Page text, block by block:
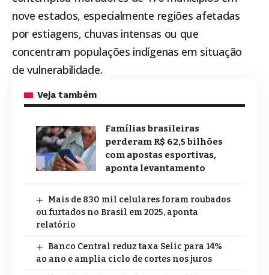
nove estados, especialmente regiões afetadas
por estiagens, chuvas intensas ou que
concentram populações indígenas em situação
de vulnerabilidade.
Veja também
Famílias brasileiras
perderam R$ 62,5 bilhões
com apostas esportivas,
aponta levantamento
Mais de 830 mil celulares foram roubados
ou furtados no Brasil em 2025, aponta
relatório
Banco Central reduz taxa Selic para 14%
ao ano e amplia ciclo de cortes nos juros